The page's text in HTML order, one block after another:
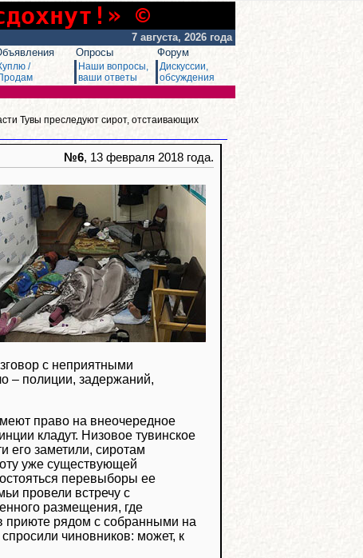
©
7 августа, 2026 года
/
Опросы
Наши вопросы,
ваши ответы
Форум
Дискуссии,
обсуждения
Тувы преследуют сирот, отстаивающих
№6, 13 февраля 2018 года.
с неприятными
– полиции, задержаний,
право на внеочередное
кладут. Низовое тувинское
его заметили, сиротам
уже существующей
перевыборы ее
провели встречу с
размещения, где
приюте рядом с собранными на
чиновников: может, к